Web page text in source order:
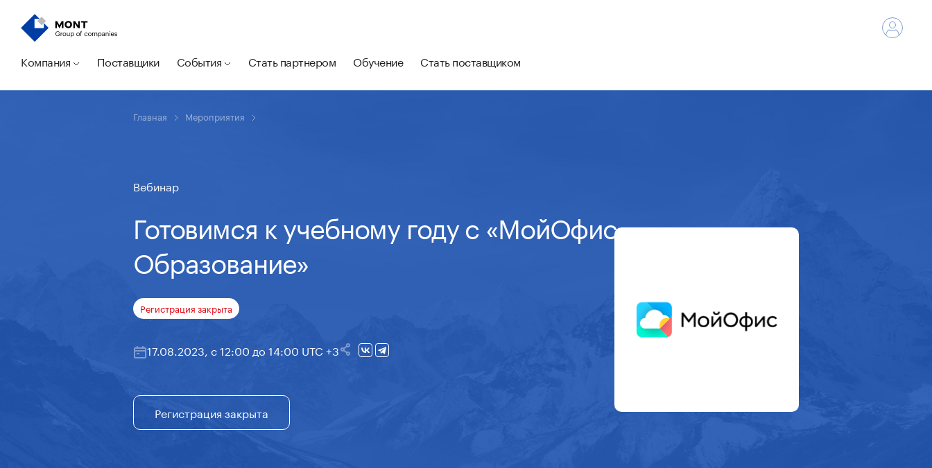
Компания Поставщики События Стать партнером Обучение Стать поставщиком
Главная Мероприятия
Вебинар
Готовимся к учебному году с «МойОфис
Образование»
Регистрация закрыта
17.08.2023, с 12:00 до 14:00 UTC +3
Регистрация закрыта